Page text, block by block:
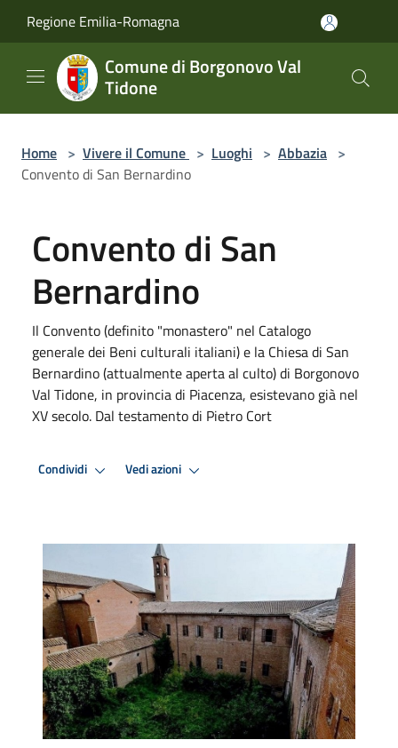
Regione Emilia-Romagna
Comune di Borgonovo Val
Tidone
Home > Vivere il Comune > Luoghi > Abbazia >
Convento di San Bernardino
Convento di San
Bernardino
Il Convento (definito "monastero" nel Catalogo
generale dei Beni culturali italiani) e la Chiesa di San
Bernardino (attualmente aperta al culto) di Borgonovo
Val Tidone, in provincia di Piacenza, esistevano già nel
XV secolo. Dal testamento di Pietro Cort
Condividi Vedi azioni